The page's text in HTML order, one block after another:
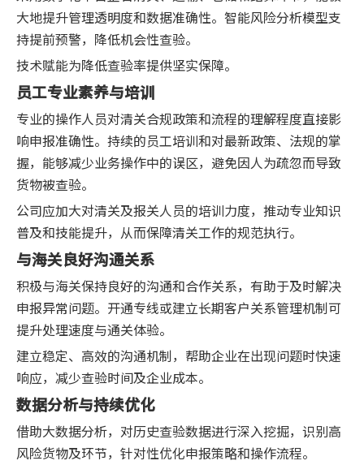
大地提升管理透明度和数据准确性。智能风险分析模型支
持提前预警，降低机会性查验。
技术赋能为降低查验率提供坚实保障。
员工专业素养与培训
专业的操作人员对清关合规政策和流程的理解程度直接影
响申报准确性。持续的员工培训和对最新政策、法规的掌
握，能够减少业务操作中的误区，避免因人为疏忽而导致
货物被查验。
公司应加大对清关及报关人员的培训力度，推动专业知识
普及和技能提升，从而保障清关工作的规范执行。
与海关良好沟通关系
积极与海关保持良好的沟通和合作关系，有助于及时解决
申报异常问题。开通专线或建立长期客户关系管理机制可
提升处理速度与通关体验。
建立稳定、高效的沟通机制，帮助企业在出现问题时快速
响应，减少查验时间及企业成本。
数据分析与持续优化
借助大数据分析，对历史查验数据进行深入挖掘，识别高
风险货物及环节，针对性优化申报策略和操作流程。